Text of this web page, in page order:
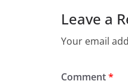
Leave a
Your email
Comment*